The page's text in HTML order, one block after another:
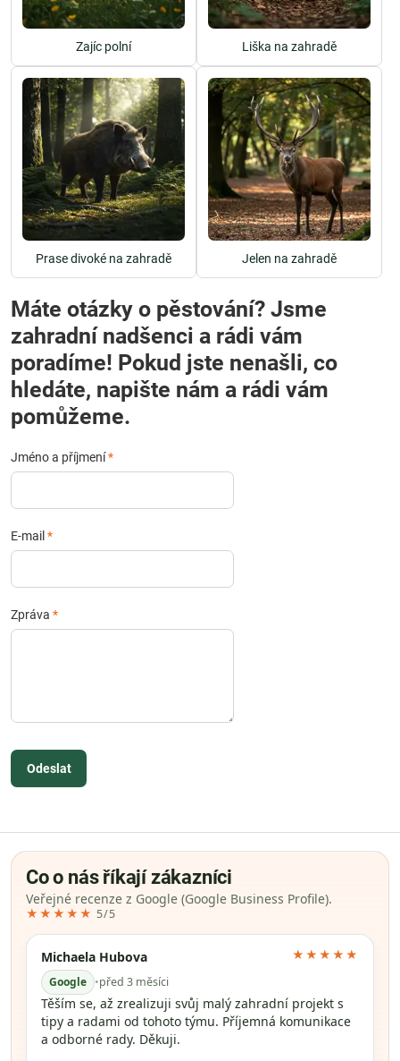
Zajíc polní Liška na zahradě
Prase divoké na zahradě Jelen na zahradě
Máte otázky o pěstování? Jsme
zahradní nadšenci a rádi vám
poradíme! Pokud jste nenašli, co
hledáte, napište nám a rádi vám
pomůžeme.
Jméno a příjmení*
E-mail *
Zpráva *
Odeslat
Co o nás říkají zákazníci
Veřejné recenze z Google (Google Business Profile).
★★★★★ 5/5
Michaela Hubova
Google •před 3 měsíci
★★★★★
Těším se, až zrealizuji svůj malý zahradní projekt s
tipy a radami od tohoto týmu. Příjemná komunikace
a odborné rady. Děkuji.